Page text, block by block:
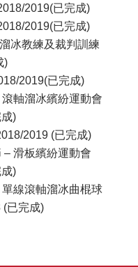
2019(已完成)
2019(已完成)
冰教練及裁判訓練
)
2019(已完成)
軸溜冰繽紛運動會
)
2019 (已完成)
滑板繽紛運動會
)
線滾軸溜冰曲棍球
(已完成)